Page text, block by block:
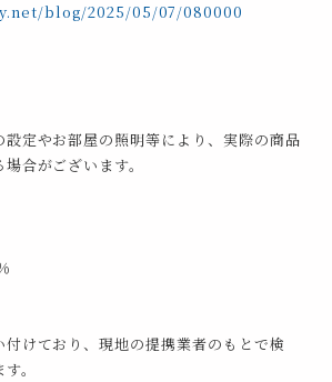
blog/2025/05/07/080000
定やお部屋の照明等により、実際の商品
合がございます。
けており、現地の提携業者のもとで検
。